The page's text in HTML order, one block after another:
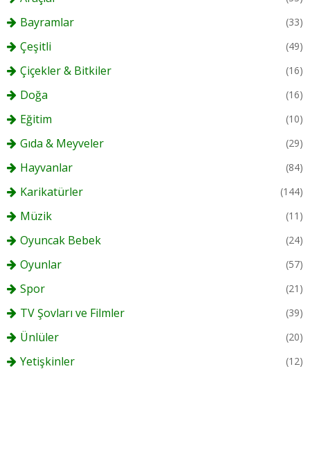
Bayramlar (33)
Çeşitli (49)
Çiçekler & Bitkiler (16)
Doğa (16)
Eğitim (10)
Gıda & Meyveler (29)
Hayvanlar (84)
Karikatürler (144)
Müzik (11)
Oyuncak Bebek (24)
Oyunlar (57)
Spor (21)
TV Şovları ve Filmler (39)
Ünlüler (20)
Yetişkinler (12)